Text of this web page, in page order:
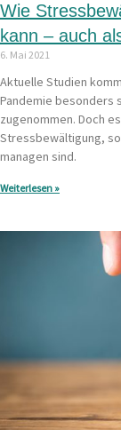
Wie
kann – auch
6. Mai 2021
Aktuelle Studien
Pandemie besonders
zugenommen. Doch
Stressbewältigung,
managen sind.
Weiterlesen »